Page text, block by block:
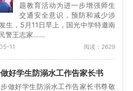
题教育活动为进一步增强师生
交通安全意识，预防和减少涉
生，5月11日早上，国光中学特邀南
警王志家...…
11 阅读：2629
好学生防溺水工作告家长书
做好学生防溺水工作告家长书尊敬